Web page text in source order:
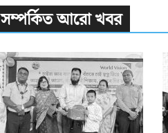
সম্পর্কিত আরো খবর